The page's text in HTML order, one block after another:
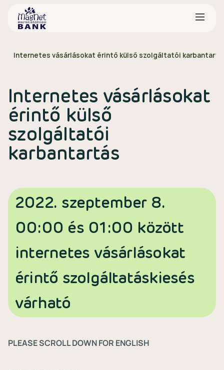
Internetes vásárlásokat érintő külső szolgáltatói
Internetes vásárlásokat
érintő külső
szolgáltatói
karbantartás
2022. szeptember 8.
00:00 és 01:00 között
internetes vásárlásokat
érintő szolgáltatáskiesés
várható
PLEASE SCROLL DOWN FOR ENGLISH